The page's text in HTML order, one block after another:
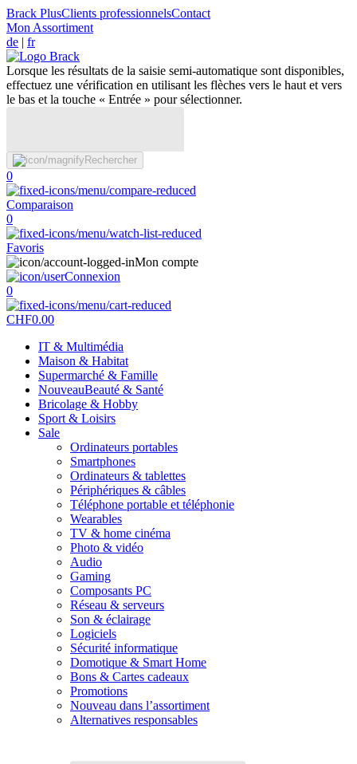
Brack PlusClients professionnelsContact
Mon Assortiment
de | fr
Lorsque les résultats de la saisie semi-automatique sont disponibles,
effectuez une vérification en utilisant les flèches vers le haut et vers
le bas et la touche « Entrée » pour sélectionner.
Rechercher
0
Comparaison
0
Favoris
Mon compte
Connexion
0
CHF0.00
IT & Multimédia
Maison & Habitat
Supermarché & Famille
NouveauBeauté & Santé
Bricolage & Hobby
Sport & Loisirs
Sale
Ordinateurs portables
Smartphones
Ordinateurs & tablettes
Périphériques & câbles
Téléphone portable et téléphonie
Wearables
TV & home cinéma
Photo & vidéo
Audio
Gaming
Composants PC
Réseau & serveurs
Son & éclairage
Logiciels
Sécurité informatique
Domotique & Smart Home
Bons & Cartes cadeaux
Promotions
Nouveau dans l’assortiment
Alternatives responsables